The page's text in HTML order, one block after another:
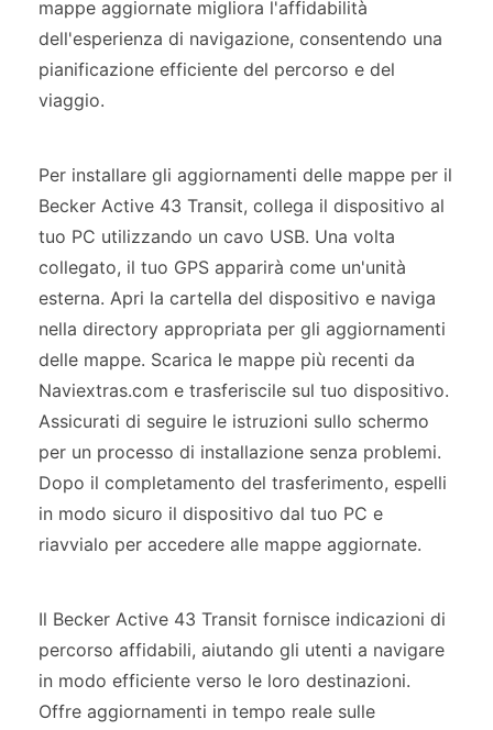
mappe aggiornate migliora l'affidabilità
dell'esperienza di navigazione, consentendo una
pianificazione efficiente del percorso e del
viaggio.
Per installare gli aggiornamenti delle mappe per il
Becker Active 43 Transit, collega il dispositivo al
tuo PC utilizzando un cavo USB. Una volta
collegato, il tuo GPS apparirà come un'unità
esterna. Apri la cartella del dispositivo e naviga
nella directory appropriata per gli aggiornamenti
delle mappe. Scarica le mappe più recenti da
Naviextras.com e trasferiscile sul tuo dispositivo.
Assicurati di seguire le istruzioni sullo schermo
per un processo di installazione senza problemi.
Dopo il completamento del trasferimento, espelli
in modo sicuro il dispositivo dal tuo PC e
riavvialo per accedere alle mappe aggiornate.
Il Becker Active 43 Transit fornisce indicazioni di
percorso affidabili, aiutando gli utenti a navigare
in modo efficiente verso le loro destinazioni.
Offre aggiornamenti in tempo reale sulle